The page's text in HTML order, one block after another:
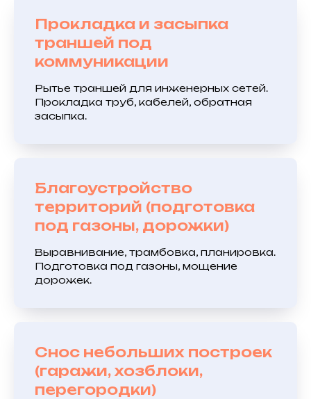
Прокладка и засыпка
траншей под
коммуникации
Рытье траншей для инженерных сетей.
Прокладка труб, кабелей, обратная
засыпка.
Благоустройство
территорий (подготовка
под газоны, дорожки)
Выравнивание, трамбовка, планировка.
Подготовка под газоны, мощение
дорожек.
Снос небольших построек
(гаражи, хозблоки,
перегородки)